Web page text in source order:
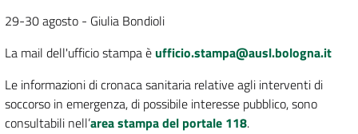
29-30 agosto - Giulia Bondioli
La mail dell'ufficio stampa èufficio.stampa@ausl.bologna.it
Le informazioni di cronaca sanitaria relative agli interventi di
soccorso in emergenza, di possibile interesse pubblico, sono
consultabili nell’area stampa del portale 118.